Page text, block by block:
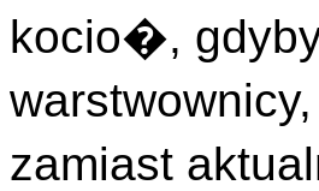
kocio�,
zamiast